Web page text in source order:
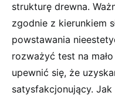
strukturę drewna.
zgodnie z kierunkiem
powstawania
rozważyć test na
upewnić się, że
satysfakcjonujący. Jak